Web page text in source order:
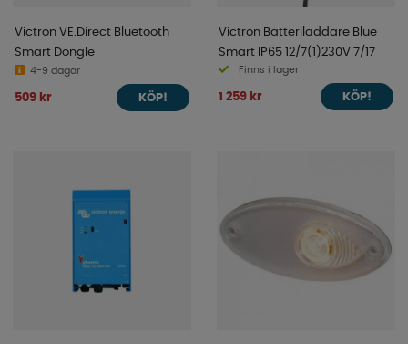
Victron VE.Direct Bluetooth
Smart Dongle
4-9 dagar
509 kr KÖP!
Victron Batteriladdare Blue
Smart IP65 12/7(1)230V 7/17
Finns i lager
1 259 kr KÖP!